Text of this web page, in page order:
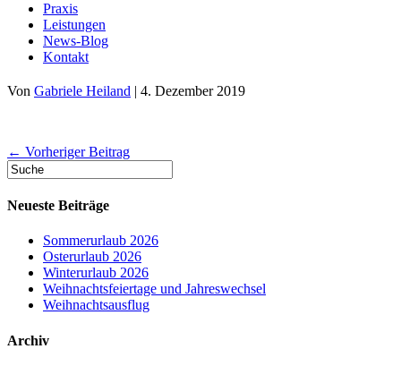
Praxis
Leistungen
News-Blog
Kontakt
Von Gabriele Heiland | 4. Dezember 2019
← Vorheriger Beitrag
Neueste Beiträge
Sommerurlaub 2026
Osterurlaub 2026
Winterurlaub 2026
Weihnachtsfeiertage und Jahreswechsel
Weihnachtsausflug
Archiv